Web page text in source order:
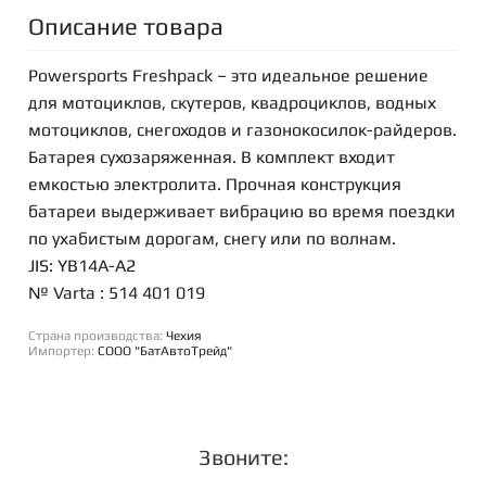
Описание товара
Powersports Freshpack – это идеальное решение
для мотоциклов, скутеров, квадроциклов, водных
мотоциклов, снегоходов и газонокосилок-райдеров.
Батарея сухозаряженная. В комплект входит
емкостью электролита. Прочная конструкция
батареи выдерживает вибрацию во время поездки
по ухабистым дорогам, снегу или по волнам.
JIS: YB14A-A2
№ Varta : 514 401 019
Страна производства:Чехия
Импортер:СООО "БатАвтоТрейд"
Звоните: